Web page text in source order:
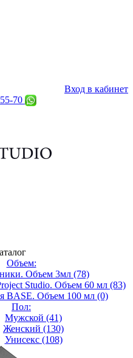
Вход в кабинет
70
Объем:
Объем 3мл (78)
Studio. Объем 60 мл (83)
BASE. Объем 100 мл (0)
Пол:
Мужской (41)
Женский (130)
Унисекс (108)